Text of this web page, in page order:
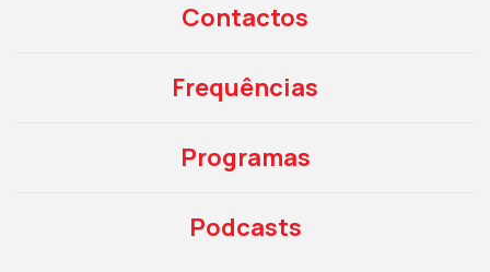
Contactos
Frequências
Programas
Podcasts